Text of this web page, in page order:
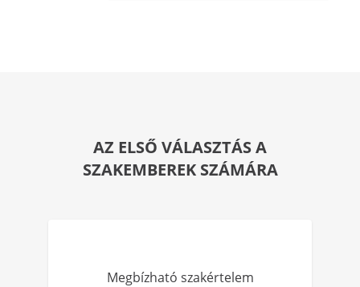
AZ ELSŐ VÁLASZTÁS A
SZAKEMBEREK SZÁMÁRA
Megbízható szakértelem